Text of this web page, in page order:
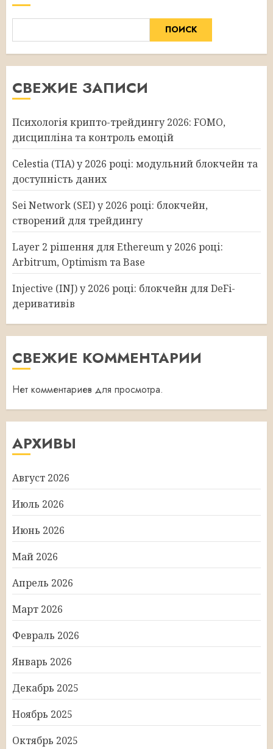
ПОИСК
СВЕЖИЕ ЗАПИСИ
Психологія крипто-трейдингу 2026: FOMO,
дисципліна та контроль емоцій
Celestia (TIA) у 2026 році: модульний блокчейн та
доступність даних
Sei Network (SEI) у 2026 році: блокчейн,
створений для трейдингу
Layer 2 рішення для Ethereum у 2026 році:
Arbitrum, Optimism та Base
Injective (INJ) у 2026 році: блокчейн для DeFi-
деривативів
СВЕЖИЕ КОММЕНТАРИИ
Нет комментариев для просмотра.
АРХИВЫ
Август 2026
Июль 2026
Июнь 2026
Май 2026
Апрель 2026
Март 2026
Февраль 2026
Январь 2026
Декабрь 2025
Ноябрь 2025
Октябрь 2025